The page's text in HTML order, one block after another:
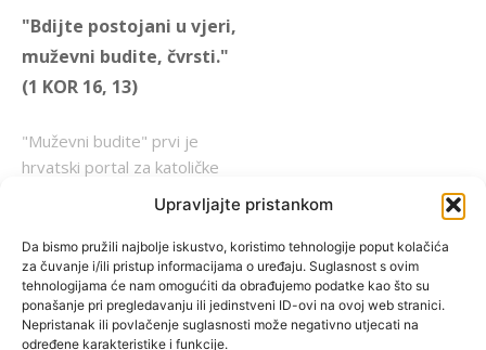
Upravljajte pristankom
Da bismo pružili najbolje iskustvo, koristimo tehnologije poput kolačića
za čuvanje i/ili pristup informacijama o uređaju. Suglasnost s ovim
tehnologijama će nam omogućiti da obrađujemo podatke kao što su
ponašanje pri pregledavanju ili jedinstveni ID-ovi na ovoj web stranici.
Nepristanak ili povlačenje suglasnosti može negativno utjecati na
određene karakteristike i funkcije.
"Bdijte postojani u vjeri,
muževni budite, čvrsti."
(1 KOR 16, 13)
"Muževni budite" prvi je
hrvatski portal za katoličke
reafirmirati u današnje
vrijeme itekako narušen
biblijski koncept muževnosti,
koji pokušavamo osvijetliti iz
više aspekata, prigodnih